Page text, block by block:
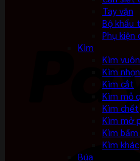
Tay vặn
Bộ khẩu
Phụ kiện
Kìm
Kìm
Kìm nhọn
Kìm cắt
Kìm mỏ
Kìm chết
Kìm mở
Kìm bấm
Kìm khác
Búa